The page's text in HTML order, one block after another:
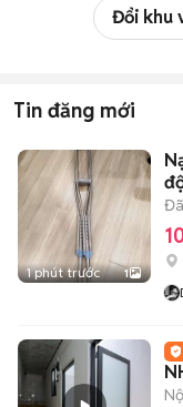
Đổi khu
Tin đăng mới
1 phút trước 1